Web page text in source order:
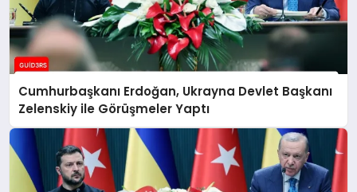
Cumhurbaşkanı Erdoğan, Ukrayna Devlet Başkanı
Zelenskiy ile Görüşmeler Yaptı